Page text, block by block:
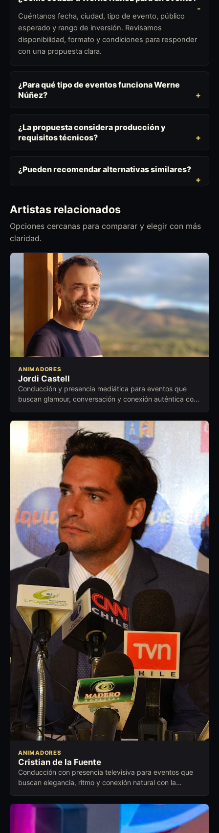
Cuéntanos fecha, ciudad, tipo de evento, público
esperado y rango de inversión. Revisamos
disponibilidad, formato y condiciones para responder
con una propuesta clara.
¿Para qué tipo de eventos funciona Werne
Núñez?
¿La propuesta considera producción y
requisitos técnicos?
¿Pueden recomendar alternativas similares?
Artistas relacionados
Opciones cercanas para comparar y elegir con más
claridad.
ANIMADORES
Jordi Castell
Conducción y presencia mediática para eventos que
buscan glamour, conversación y conexión auténtica con
ANIMADORES
Cristian de la Fuente
Conducción con presencia televisiva para eventos que
buscan elegancia, ritmo y conexión natural con la